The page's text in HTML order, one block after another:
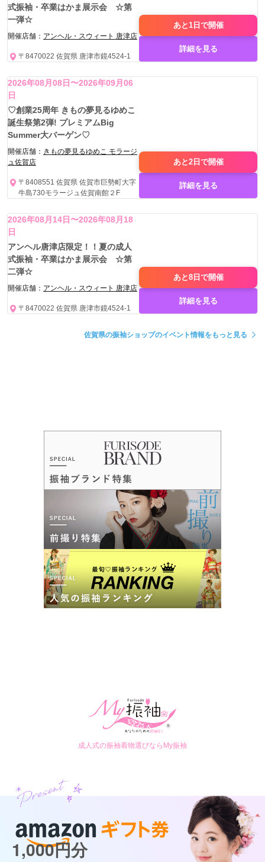
式振袖・卒業はかま展示会 ☆第
一弾☆
開催店舗： アンヘル・スウィート 唐津店
〒8470022 佐賀県 唐津市鏡4524-1
あと1日で開催
詳細を見る
2026年08月08日〜2026年09月06
日
♡創業25周年 きもの夢見るゆめこ
誕生祭第2弾! プレミアムBig
Summer大バーゲン♡
開催店舗： きもの夢見るゆめこ モラージ
ュ佐賀店
〒8408551 佐賀県 佐賀市巨勢町大字
牛島730モラージュ佐賀南館２F
あと2日で開催
詳細を見る
2026年08月14日〜2026年08月18
日
アンヘル唐津店限定！！夏の成人
式振袖・卒業はかま展示会 ☆第
二弾☆
開催店舗： アンヘル・スウィート 唐津店
〒8470022 佐賀県 唐津市鏡4524-1
あと8日で開催
詳細を見る
佐賀県の振袖ショップのイベント情報をもっと見る
成人式の振袖着物選びならMy振袖
1,000円分